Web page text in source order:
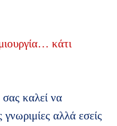
κάτι
καλεί να
αλλά εσείς